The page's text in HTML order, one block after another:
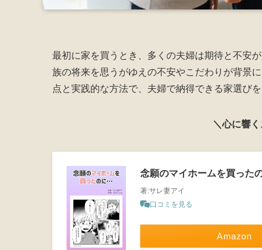
最初に家を買うとき、多くの夫婦は期待と不安
族の将来を思うがゆえの不安やこだわりが背景
点と実践的な方法で、夫婦で納得できる家選びを
＼心に響
念願のマイホームを買った
著:サレ妻アイ
口コミを見る
Amazon